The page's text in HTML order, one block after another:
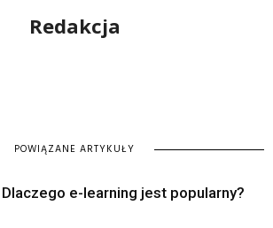
Redakcja
POWIĄZANE ARTYKUŁY
Dlaczego e-learning jest popularny?